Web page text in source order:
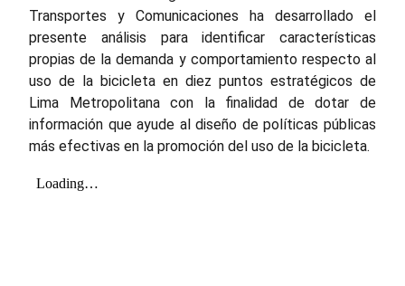
Transportes y Comunicaciones ha desarrollado el
presente análisis para identificar características
propias de la demanda y comportamiento respecto al
uso de la bicicleta en diez puntos estratégicos de
Lima Metropolitana con la finalidad de dotar de
información que ayude al diseño de políticas públicas
más efectivas en la promoción del uso de la bicicleta.